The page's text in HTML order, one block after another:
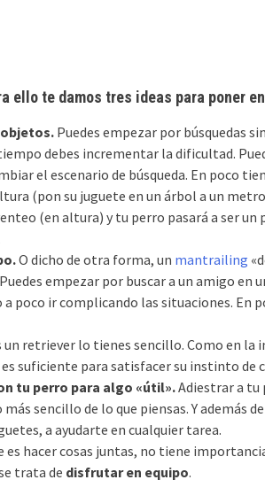
ello te damos tres ideas para poner
objetos.Puedes empezar por búsquedas
debes incrementar la dificultad.
el escenario de búsqueda. En poco
(pon su juguete en un árbol a un
(en altura) y tu perro pasará a ser un
O dicho de otra forma, un mantrailing
empezar por buscar a un amigo en
a poco ir complicando las situaciones. En
un retriever lo tienes sencillo. Como en la
suficiente para satisfacer su instinto de
tu perro para algo «útil».Adiestrar a tu
más sencillo de lo que piensas. Y además
a ayudarte en cualquier tarea.
hacer cosas juntas, no tiene
trata de disfrutar en equipo.